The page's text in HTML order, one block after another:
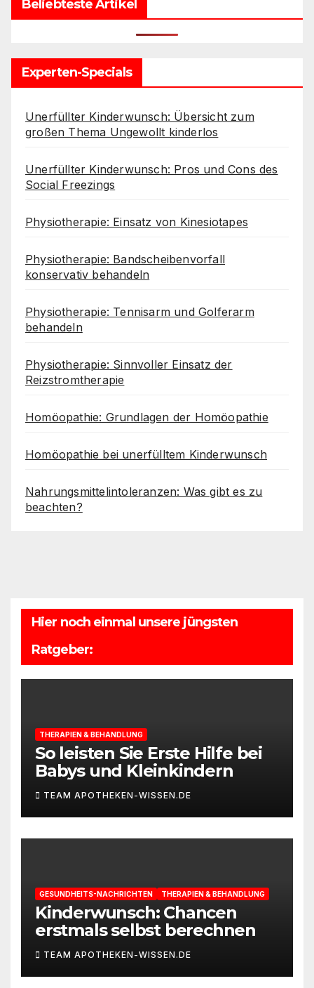
Beliebteste Artikel
Experten-Specials
Unerfüllter Kinderwunsch: Übersicht zum
großen Thema Ungewollt kinderlos
Unerfüllter Kinderwunsch: Pros und Cons des
Social Freezings
Physiotherapie: Einsatz von Kinesiotapes
Physiotherapie: Bandscheibenvorfall
konservativ behandeln
Physiotherapie: Tennisarm und Golferarm
behandeln
Physiotherapie: Sinnvoller Einsatz der
Reizstromtherapie
Homöopathie: Grundlagen der Homöopathie
Homöopathie bei unerfülltem Kinderwunsch
Nahrungsmittelintoleranzen: Was gibt es zu
beachten?
Hier noch einmal unsere jüngsten
Ratgeber:
THERAPIEN & BEHANDLUNG
So leisten Sie Erste Hilfe bei
Babys und Kleinkindern
TEAM APOTHEKEN-WISSEN.DE
GESUNDHEITS-NACHRICHTEN THERAPIEN & BEHANDLUNG
Kinderwunsch: Chancen
erstmals selbst berechnen
TEAM APOTHEKEN-WISSEN.DE